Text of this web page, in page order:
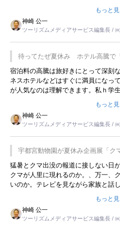
ような意味で、金曜夜にこのような
限らず外国人にとっても楽しみが増
もっと
神崎 公一
ツーリズムメディアサービス編集長 /
待ってたぜ夏休み ホテル高騰で
宿泊料の高騰は旅好きにとって深刻
ネスホテルなどはすぐに満員になっ
が人気なのは理解できます。私ｈ学
をした時は、移動はグレイハウンド
用してホテル代を浮かせていました
す。若い人が夜行バスで京都に行っ
が残らないのかなと思ってしまいます
もっと
神崎 公一
ツーリズムメディアサービス編集長 /
宇都宮動物園が夏休み企画展「ク
開催
猛暑とクマ出没の報道に接しない日
クマが人里に現れるのか。、万一、
いのか。テレビを見ながら家族と話
んてことは、冗談でもいえません。
もっと
神崎 公一
ツーリズムメディアサービス編集長 /